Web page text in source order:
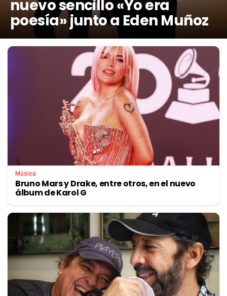
nuevo sencillo «Yo era
poesía» junto a Eden Muñoz
Música
Bruno Mars y Drake, entre otros, en el nuevo
álbum de Karol G